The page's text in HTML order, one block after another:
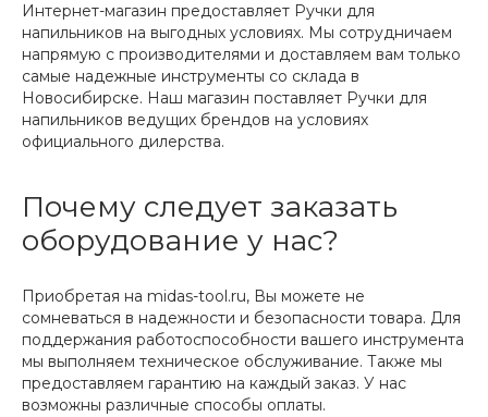
Интернет-магазин предоставляет Ручки для
напильников на выгодных условиях. Мы сотрудничаем
напрямую с производителями и доставляем вам только
самые надежные инструменты со склада в
Новосибирске. Наш магазин поставляет Ручки для
напильников ведущих брендов на условиях
официального дилерства.
Почему следует заказать
оборудование у нас?
Приобретая на midas-tool.ru, Вы можете не
сомневаться в надежности и безопасности товара. Для
поддержания работоспособности вашего инструмента
мы выполняем техническое обслуживание. Также мы
предоставляем гарантию на каждый заказ. У нас
возможны различные способы оплаты.